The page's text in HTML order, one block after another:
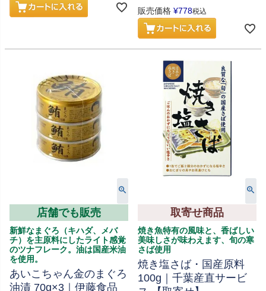
販売価格 ¥778税込
店舗でも販売
新鮮なまぐろ（キハダ、メバ
チ）を主原料にしたライト感覚
のツナフレーク。油は国産米油
を使用。
あいこちゃん金のまぐろ
油漬 70g×3｜伊藤食品
取寄せ商品
焼き魚特有の風味と、香ばしい
美味しさが味わえます、旬の寒
さば使用
焼き塩さば・国産原料
100g｜千葉産直サービ